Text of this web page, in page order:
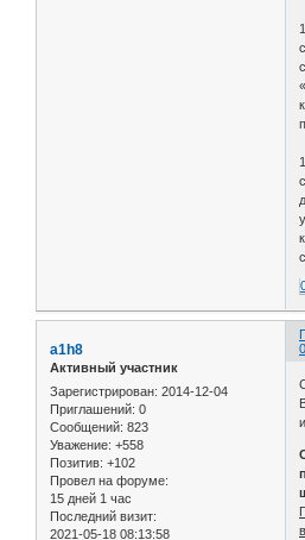
a1h8
Активный участник
Зарегистрирован: 2014-12-04
Приглашений: 0
Сообщений: 823
Уважение: +558
Позитив: +102
Провел на форуме:
15 дней 1 час
Последний визит:
2021-05-18 08:13:58